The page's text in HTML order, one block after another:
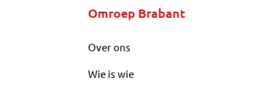
Omroep Brabant
Over ons
Wie is wie